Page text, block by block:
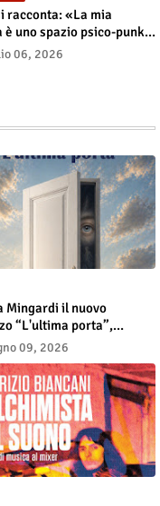
racconta: «La mia
è uno spazio psico-punk
corpo incarna le storie»
06, 2026
Mingardi il nuovo
“L'ultima porta”,
in libreria e negli
09, 2026